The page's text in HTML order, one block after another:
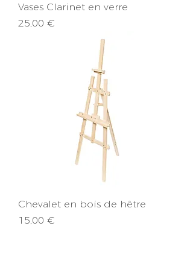
Vases Clarinet en verre
Prix
25,00 €
Chevalet en bois de hêtre
Prix
15,00 €